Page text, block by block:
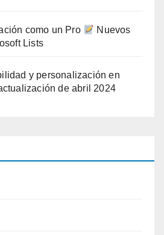
como un Pro
Nuevos
Lists
y personalización en
de abril 2024